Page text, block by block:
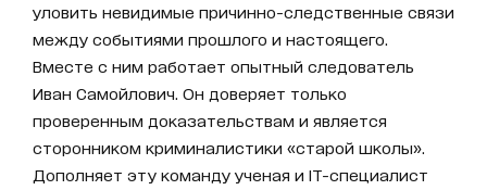
уловить невидимые причинно-следственные связи
между событиями прошлого и настоящего.
Вместе с ним работает опытный следователь
Иван Самойлович. Он доверяет только
проверенным доказательствам и является
сторонником криминалистики «старой школы».
Дополняет эту команду ученая и IT-специалист